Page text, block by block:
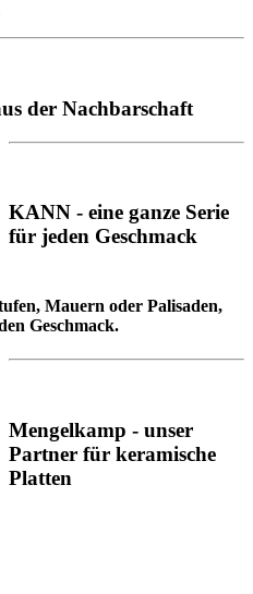
der Nachbarschaft
KANN - eine ganze Serie
für jeden Geschmack
Mauern oder Palisaden,
Geschmack.
Mengelkamp - unser
Partner für keramische
Platten